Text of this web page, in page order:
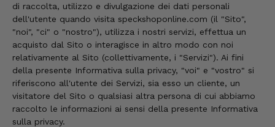
di raccolta, utilizzo e divulgazione dei dati personali
dell'utente quando visita speckshoponline.com (il "Sito",
"noi", "ci" o "nostro"), utilizza i nostri servizi, effettua un
acquisto dal Sito o interagisce in altro modo con noi
relativamente al Sito (collettivamente, i "Servizi"). Ai fini
della presente Informativa sulla privacy, "voi" e "vostro" si
riferiscono all'utente dei Servizi, sia esso un cliente, un
visitatore del Sito o qualsiasi altra persona di cui abbiamo
raccolto le informazioni ai sensi della presente Informativa
sulla privacy.